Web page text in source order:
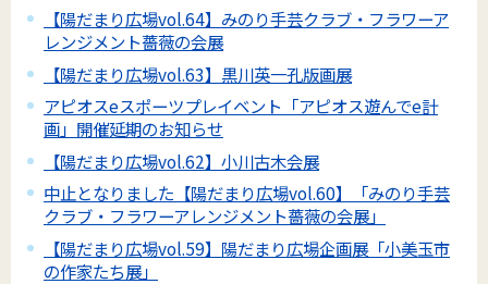
【陽だまり広場vol.64】みのり手芸クラブ・フラワーア
レンジメント薔薇の会展
【陽だまり広場vol.63】黒川英一孔版画展
アピオスeスポーツプレイベント「アピオス遊んでe計
画」開催延期のお知らせ
【陽だまり広場vol.62】小川古木会展
中止となりました【陽だまり広場vol.60】「みのり手芸
クラブ・フラワーアレンジメント薔薇の会展」
【陽だまり広場vol.59】陽だまり広場企画展「小美玉市
の作家たち展」